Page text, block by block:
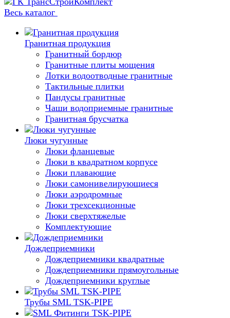
Весь каталог
Гранитная продукция
Гранитный бордюр
Гранитные плиты мощения
Лотки водоотводные гранитные
Тактильные плитки
Пандусы гранитные
Чаши водоприемные гранитные
Гранитная брусчатка
Люки чугунные
Люки фланцевые
Люки в квадратном корпусе
Люки плавающие
Люки самонивелирующиеся
Люки аэродромные
Люки трехсекционные
Люки сверхтяжелые
Комплектующие
Дождеприемники
Дождеприемники квадратные
Дождеприемники прямоугольные
Дождеприемники круглые
Трубы SML TSK-PIPE